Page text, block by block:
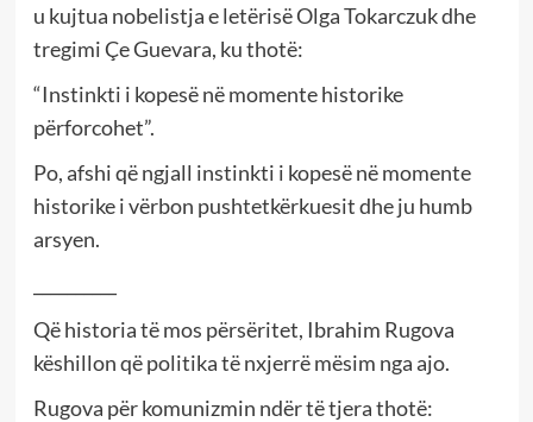
u kujtua nobelistja e letërisë Olga Tokarczuk dhe
tregimi Çe Guevara, ku thotë:
“Instinkti i kopesë në momente historike
përforcohet”.
Po, afshi që ngjall instinkti i kopesë në momente
historike i vërbon pushtetkërkuesit dhe ju humb
arsyen.
Që historia të mos përsëritet, Ibrahim Rugova
këshillon që politika të nxjerrë mësim nga ajo.
Rugova për komunizmin ndër të tjera thotë: